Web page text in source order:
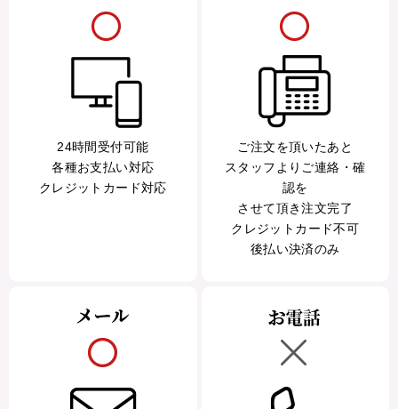
24時間受付可能
各種お支払い対応
クレジットカード対応
ご注文を頂いたあと
スタッフよりご連絡・確
認を
させて頂き注文完了
クレジットカード不可
後払い決済のみ